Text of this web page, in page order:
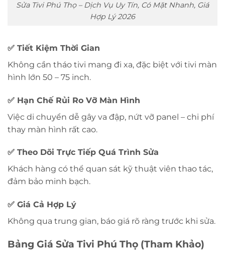
Sửa Tivi Phú Thọ – Dịch Vụ Uy Tín, Có Mặt Nhanh, Giá
Hợp Lý 2026
✅ Tiết Kiệm Thời Gian
Không cần tháo tivi mang đi xa, đặc biệt với tivi màn
hình lớn 50 – 75 inch.
✅ Hạn Chế Rủi Ro Vỡ Màn Hình
Việc di chuyển dễ gây va đập, nứt vỡ panel – chi phí
thay màn hình rất cao.
✅ Theo Dõi Trực Tiếp Quá Trình Sửa
Khách hàng có thể quan sát kỹ thuật viên thao tác,
đảm bảo minh bạch.
✅ Giá Cả Hợp Lý
Không qua trung gian, báo giá rõ ràng trước khi sửa.
Bảng Giá Sửa Tivi Phú Thọ (Tham Khảo)